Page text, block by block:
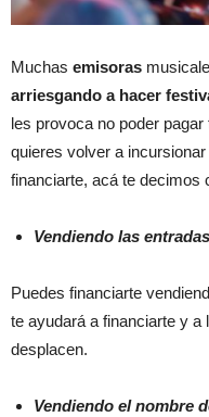
Muchas emisoras
arriesgando a hacer
les provoca no poder
quieres volver a
financiarte, acá te decimos
Vendiendo las entradas
Puedes financiarte
te ayudará a financiarte y
desplacen.
Vendiendo el nombre